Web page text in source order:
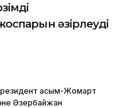
әзірлеуді
Қасым-Жомарт
Әзербайжан